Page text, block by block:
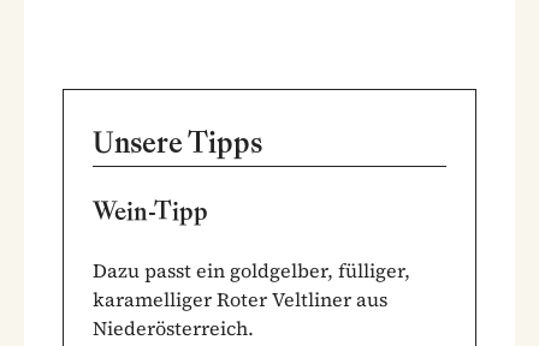
Unsere Tipps
Wein-Tipp
Dazu passt ein goldgelber, fülliger,
karamelliger Roter Veltliner aus
Niederösterreich.